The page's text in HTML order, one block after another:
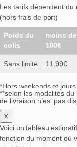
Les tarifs dépendent du
(hors frais de port)
Poids du
colis
moins de
100€
Sans limite 11,99€
*Hors weekends et
**selon les modalités
de livraison n’est pas
X
Voici un tableau
fonction du moment où